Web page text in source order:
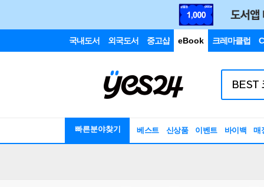
국내도서 외국도서 중고샵 eBook 크레마클럽
빠른분야찾기 베스트 신상품 이벤트 바이백 매